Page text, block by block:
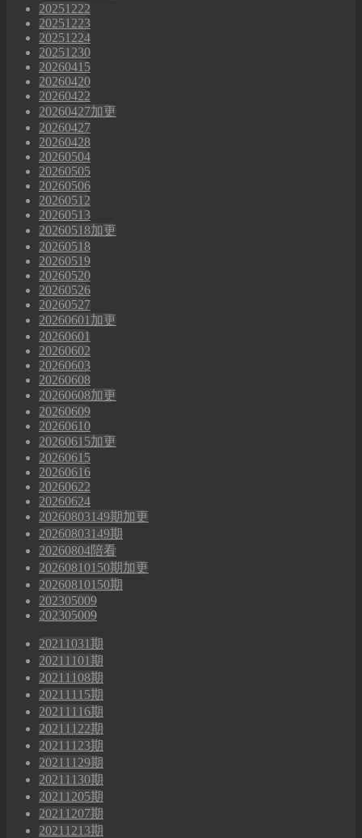
20251222
20251223
20251224
20251230
20260415
20260420
20260422
20260427加更
20260427
20260428
20260504
20260505
20260506
20260512
20260513
20260518加更
20260518
20260519
20260520
20260526
20260527
20260601加更
20260601
20260602
20260603
20260608
20260608加更
20260609
20260610
20260615加更
20260615
20260616
20260622
20260624
20260803149期加更
20260803149期
20260804陪看
20260810150期加更
20260810150期
202305009
202305009
20211031期
20211101期
20211108期
20211115期
20211116期
20211122期
20211123期
20211129期
20211130期
20211205期
20211207期
20211213期